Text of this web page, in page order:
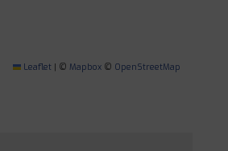
Leaflet | © Mapbox © OpenStreetMap